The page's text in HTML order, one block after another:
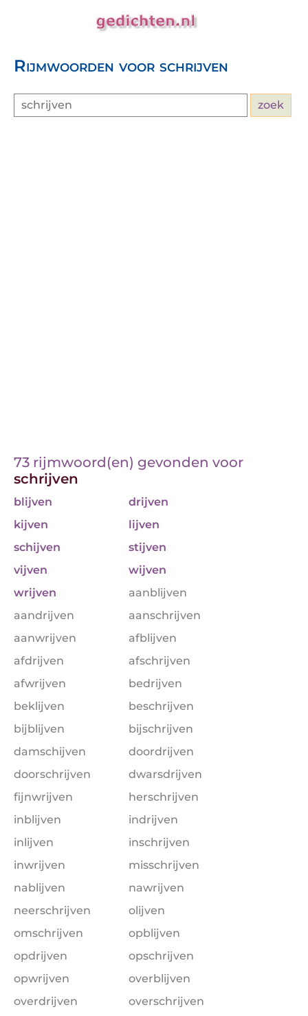
Rijmwoorden voor schrijven
73 rijmwoord(en) gevonden voor
schrijven
blijven
drijven
kijven
lijven
schijven
stijven
vijven
wijven
wrijven
aanblijven
aandrijven
aanschrijven
aanwrijven
afblijven
afdrijven
afschrijven
afwrijven
bedrijven
beklijven
beschrijven
bijblijven
bijschrijven
damschijven
doordrijven
doorschrijven
dwarsdrijven
fijnwrijven
herschrijven
inblijven
indrijven
inlijven
inschrijven
inwrijven
misschrijven
nablijven
nawrijven
neerschrijven
olijven
omschrijven
opblijven
opdrijven
opschrijven
opwrijven
overblijven
overdrijven
overschrijven